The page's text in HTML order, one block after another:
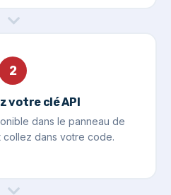
2
votre clé API
dans le panneau de
dans votre code.